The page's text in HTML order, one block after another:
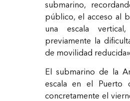
submarino,
público, el acceso al
una escala
previamente la
de movilidad
El submarino de la
escala en el Puerto
concretamente el